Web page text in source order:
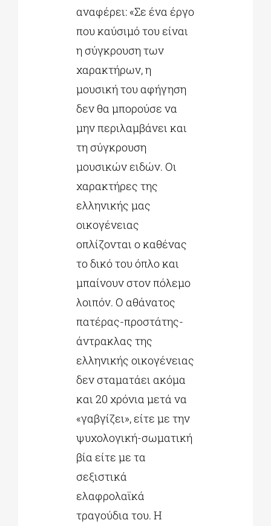
αναφέρει: «Σε ένα έργο
που καύσιμό του είναι
η σύγκρουση των
χαρακτήρων, η
μουσική του αφήγηση
δεν θα μπορούσε να
μην περιλαμβάνει και
τη σύγκρουση
μουσικών ειδών. Οι
χαρακτήρες της
ελληνικής μας
οικογένειας
οπλίζονται ο καθένας
το δικό του όπλο και
μπαίνουν στον πόλεμο
λοιπόν. Ο αθάνατος
πατέρας-προστάτης-
άντρακλας της
ελληνικής οικογένειας
δεν σταματάει ακόμα
και 20 χρόνια μετά να
«γαβγίζει», είτε με την
ψυχολογική-σωματική
βία είτε με τα
σεξιστικά
ελαφρολαϊκά
τραγούδια του. Η